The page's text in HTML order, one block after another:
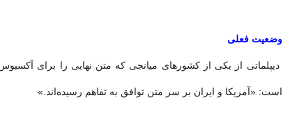
وضعیت فعلی
دیپلماتی از یکی از کشورهای میانجی که متن نهایی را برای
است: «آمریکا و ایران بر سر متن توافق به تفاهم رسیده‌اند.»